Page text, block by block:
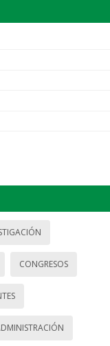
CONGRESOS